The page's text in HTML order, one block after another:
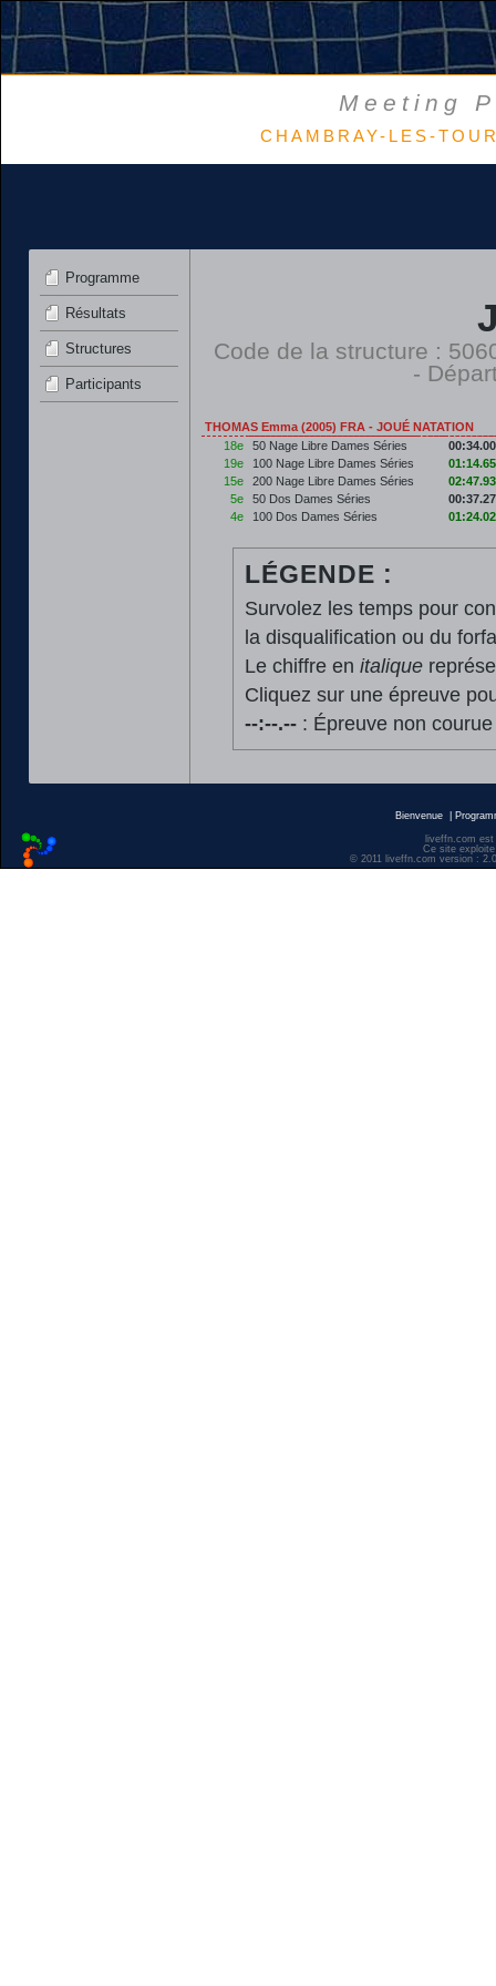
Meeting
CHAMBRAY-LES-
Programme
Résultats
Structures
Participants
Code de la structure :
-
THOMAS Emma (2005) FRA - JOUÉ NATATION
18e
50 Nage Libre Dames Séries
00:34.00
19e
100 Nage Libre Dames Séries
01:14.65
15e
200 Nage Libre Dames Séries
02:47.93
5e
50 Dos Dames Séries
00:37.27
4e
100 Dos Dames Séries 01:24.02
LÉGENDE :
Survolez les temps pour
la disqualification ou du
Le chiffre en italique
Cliquez sur une épreuve
--:--.--: Épreuve non
Bienvenue
liveffn.com
Ce site
© 2011 liveffn.com version :